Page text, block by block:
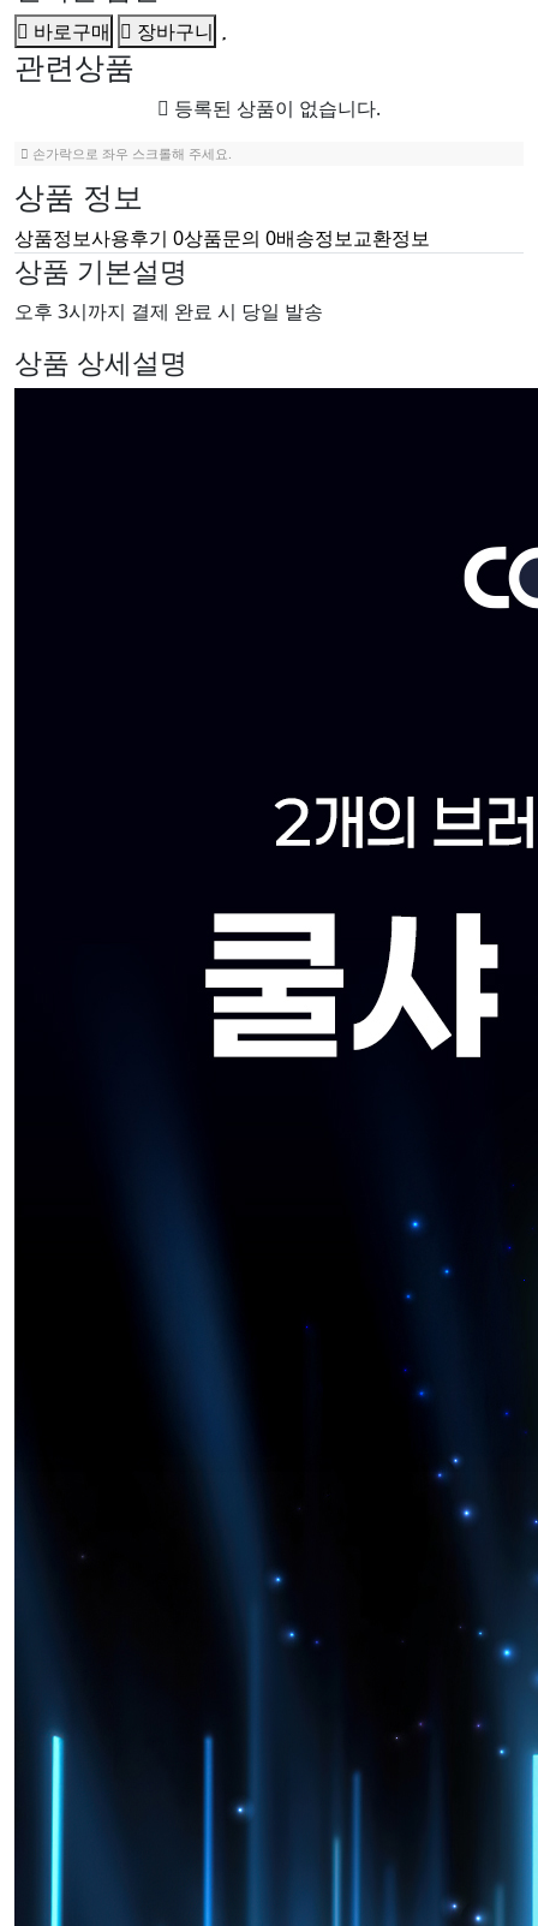
바로구매 장바구니
관련상품
등록된 상품이 없습니다.
손가락으로 좌우 스크롤해 주세요.
상품 정보
상품정보사용후기 0상품문의 0배송정보교환정보
상품 기본설명
오후 3시까지 결제 완료 시 당일 발송
상품 상세설명